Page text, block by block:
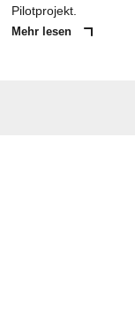
Pilotprojekt.
Mehr lesen